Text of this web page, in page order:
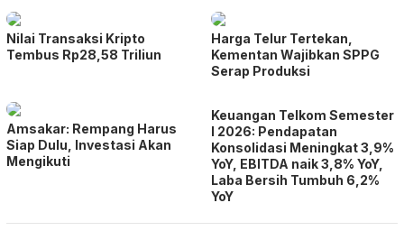
Nilai Transaksi Kripto
Tembus Rp28,58 Triliun
Harga Telur Tertekan,
Kementan Wajibkan SPPG
Serap Produksi
Amsakar: Rempang Harus
Siap Dulu, Investasi Akan
Mengikuti
Keuangan Telkom Semester
I 2026: Pendapatan
Konsolidasi Meningkat 3,9%
YoY, EBITDA naik 3,8% YoY,
Laba Bersih Tumbuh 6,2%
YoY